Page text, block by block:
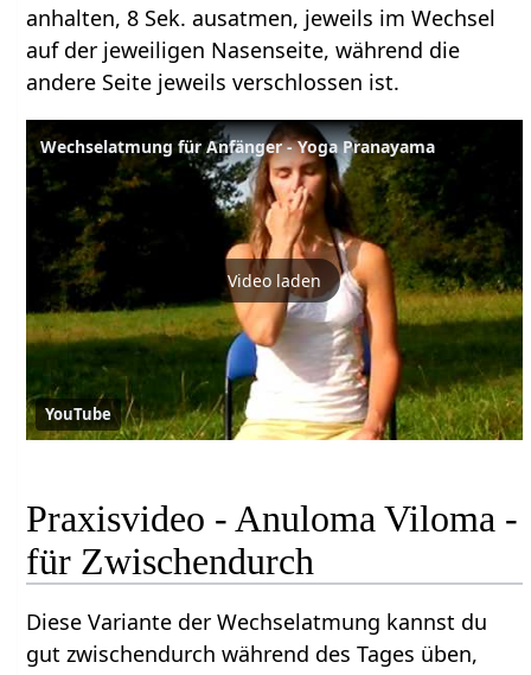
anhalten, 8 Sek. ausatmen, jeweils im Wechsel
auf der jeweiligen Nasenseite, während die
andere Seite jeweils verschlossen ist.
Wechselatmung für Anfänger - Yoga Pranayama
Video laden
YouTube
Praxisvideo - Anuloma Viloma -
für Zwischendurch
Diese Variante der Wechselatmung kannst du
gut zwischendurch während des Tages üben,